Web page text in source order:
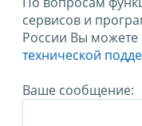
сервисов и
России Вы можете
технической
Ваше сообщение: